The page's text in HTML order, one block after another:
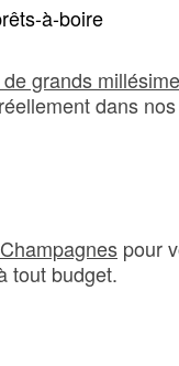
à-boire
grands
dans
pour
tout budget.